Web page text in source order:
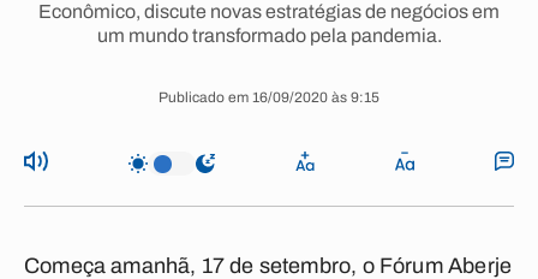
Econômico, discute novas estratégias de negócios em
um mundo transformado pela pandemia.
Publicado em 16/09/2020 às 9:15
Começa amanhã, 17 de setembro, o Fórum Aberje